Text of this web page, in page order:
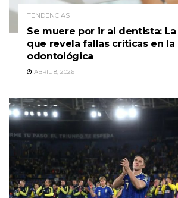
TENDENCIAS
Se muere por ir al dentista:
que revela fallas críticas en
odontológica
ABRIL 8, 2026